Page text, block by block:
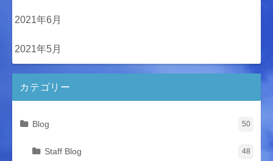
2021年6月
2021年5月
カテゴリー
Blog 50
Staff Blog 48